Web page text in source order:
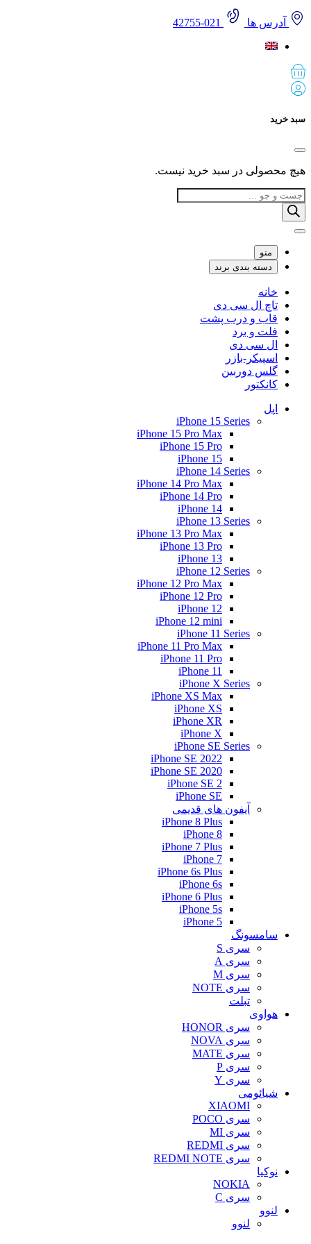
آدرس ها
خرید
محصولی در سبد خرید نیست.
منو
دسته بندی برند
خانه
تاچ ال سی دی
قاب و درب پشت
فلت و برد
ال سی دی
اسپیکر-بازر
گلس دوربین
کانکتور
اپل
iPhone 15 Series
iPhone 15 Pro Max
iPhone 15 Pro
iPhone 15
iPhone 14 Series
iPhone 14 Pro Max
iPhone 14 Pro
iPhone 14
iPhone 13 Series
iPhone 13 Pro Max
iPhone 13 Pro
iPhone 13
iPhone 12 Series
iPhone 12 Pro Max
iPhone 12 Pro
iPhone 12
iPhone 12 mini
iPhone 11 Series
iPhone 11 Pro Max
iPhone 11 Pro
iPhone 11
iPhone X Series
iPhone XS Max
iPhone XS
iPhone XR
iPhone X
iPhone SE Series
iPhone SE 2022
iPhone SE 2020
iPhone SE 2
iPhone SE
آیفون های قدیمی
iPhone 8 Plus
iPhone 8
iPhone 7 Plus
iPhone 7
iPhone 6s Plus
iPhone 6s
iPhone 6 Plus
iPhone 5s
iPhone 5
سامسونگ
سری S
سری A
سری M
سری NOTE
تبلت
هواوی
سری HONOR
سری NOVA
سری MATE
سری P
سری Y
شیائومی
XIAOMI
سری POCO
سری MI
سری REDMI
سری REDMI NOTE
نوکیا
NOKIA
سری C
لنوو
لنوو